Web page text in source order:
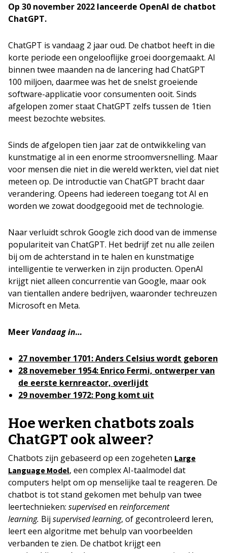
Op 30 november 2022 lanceerde OpenAI de chatbot
ChatGPT.
ChatGPT is vandaag 2 jaar oud. De chatbot heeft in die
korte periode een ongelooflijke groei doorgemaakt. Al
binnen twee maanden na de lancering had ChatGPT
100 miljoen, daarmee was het de snelst groeiende
software-applicatie voor consumenten ooit. Sinds
afgelopen zomer staat ChatGPT zelfs tussen de 1tien
meest bezochte websites.
Sinds de afgelopen tien jaar zat de ontwikkeling van
kunstmatige al in een enorme stroomversnelling. Maar
voor mensen die niet in die wereld werkten, viel dat niet
meteen op. De introductie van ChatGPT bracht daar
verandering. Opeens had iedereen toegang tot AI en
worden we zowat doodgegooid met de technologie.
Naar verluidt schrok Google zich dood van de immense
populariteit van ChatGPT. Het bedrijf zet nu alle zeilen
bij om de achterstand in te halen en kunstmatige
intelligentie te verwerken in zijn producten. OpenAI
krijgt niet alleen concurrentie van Google, maar ook
van tientallen andere bedrijven, waaronder techreuzen
Microsoft en Meta.
Meer Vandaag in…
27 november 1701: Anders Celsius wordt geboren
28 novemeber 1954: Enrico Fermi, ontwerper van
de eerste kernreactor, overlijdt
29 november 1972: Pong komt uit
Hoe werken chatbots zoals
ChatGPT ook alweer?
Chatbots zijn gebaseerd op een zogeheten Large
Language Model, een complex AI-taalmodel dat
computers helpt om op menselijke taal te reageren. De
chatbot is tot stand gekomen met behulp van twee
leertechnieken: superviseden reinforcement
learning. Bij supervised learning, of gecontroleerd leren,
leert een algoritme met behulp van voorbeelden
verbanden te zien. De chatbot krijgt een